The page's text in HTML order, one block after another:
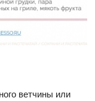
ветчины или